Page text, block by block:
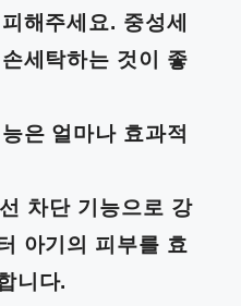
해주세요. 중성세
세탁하는 것이 좋
은 얼마나 효과적
차단 기능으로 강
아기의 피부를 효
니다.